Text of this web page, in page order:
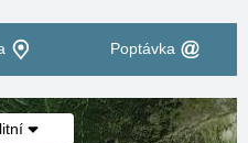
Poptávka